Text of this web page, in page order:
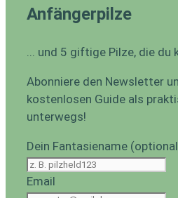
Anfängerpilze
... und 5 giftige Pilze, die du
Abonniere den Newsletter
kostenlosen Guide als
unterwegs!
Dein Fantasiename
Email